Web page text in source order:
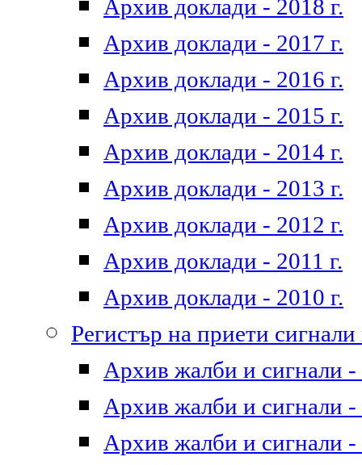
Архив доклади - 2018 г.
Архив доклади - 2017 г.
Архив доклади - 2016 г.
Архив доклади - 2015 г.
Архив доклади - 2014 г.
Архив доклади - 2013 г.
Архив доклади - 2012 г.
Архив доклади - 2011 г.
Архив доклади - 2010 г.
Регистър на приети
Архив жалби и сигнали -
Архив жалби и сигнали -
Архив жалби и сигнали -